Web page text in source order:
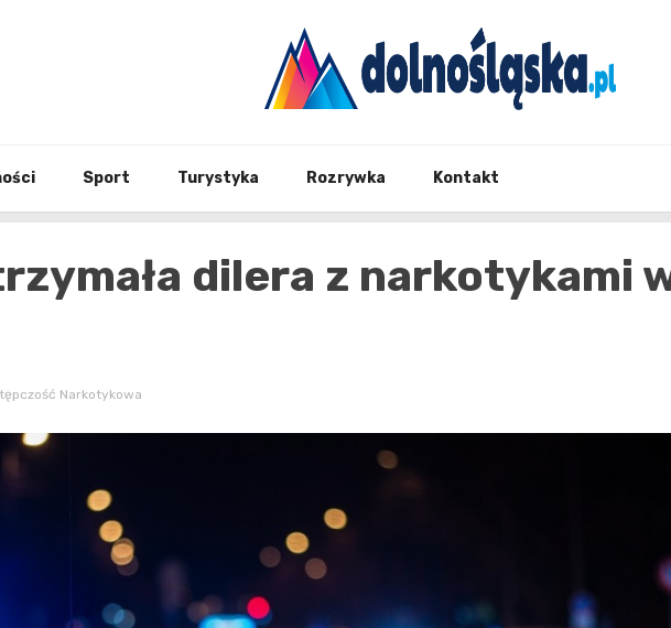
Sport Turystyka Rozrywka Kontakt
dilera z narkotykami
Narkotykowa